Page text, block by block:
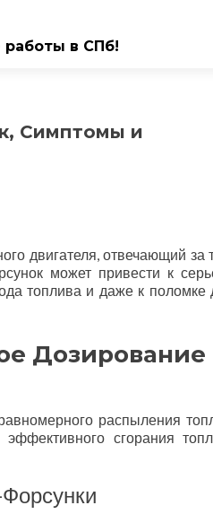
работы в СПб!
Симптомы и
двигателя, отвечающий за
может привести к
топлива и даже к поломке
Дозирование
распыления
сгорания